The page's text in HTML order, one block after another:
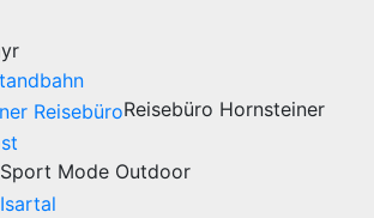
Reisebüro Hornsteiner
Sport Mode Outdoor